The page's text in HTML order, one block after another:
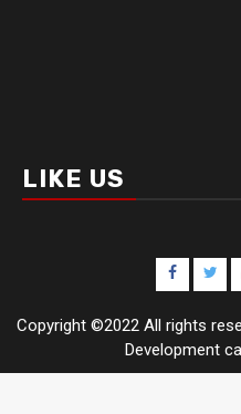
LIKE US
Copyright ©2022 All rights
Development